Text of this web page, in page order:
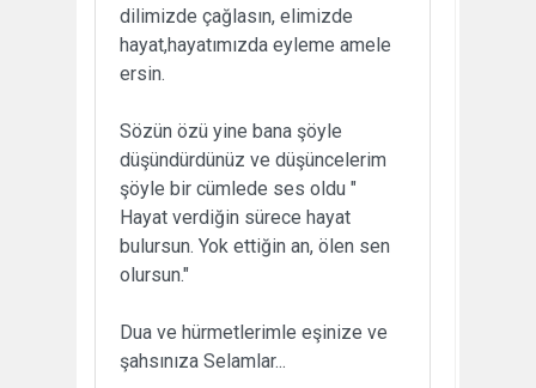
dilimizde çağlasın, elimizde
hayat,hayatımızda eyleme amele
ersin.
Sözün özü yine bana şöyle
düşündürdünüz ve düşüncelerim
şöyle bir cümlede ses oldu "
Hayat verdiğin sürece hayat
bulursun. Yok ettiğin an, ölen sen
olursun."
Dua ve hürmetlerimle eşinize ve
şahsınıza Selamlar...